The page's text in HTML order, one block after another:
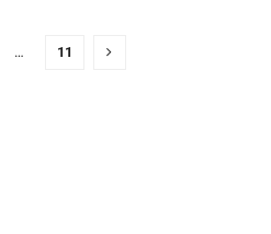
… 11